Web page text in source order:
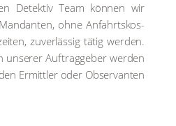
Detek­tiv Team kön­nen wir
ohne Anfahrts­kos­
zuver­läs­sig tätig wer­den.
unse­rer Auf­trag­ge­ber wer­den
Ermitt­ler oder Obser­van­ten